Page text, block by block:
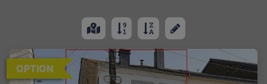
OPTION